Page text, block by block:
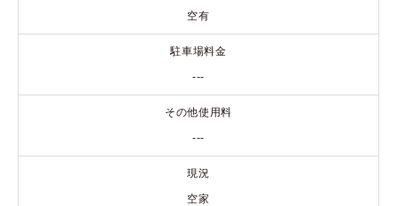
空有
駐車場料金
---
その他使用料
---
現況
空家